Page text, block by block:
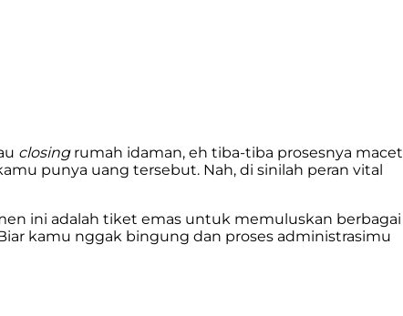
closingrumah idaman, eh tiba-tiba prosesnya macet
punya uang tersebut. Nah, di sinilah peran vital
ini adalah tiket emas untuk memuluskan berbagai
kamu nggak bingung dan proses administrasimu